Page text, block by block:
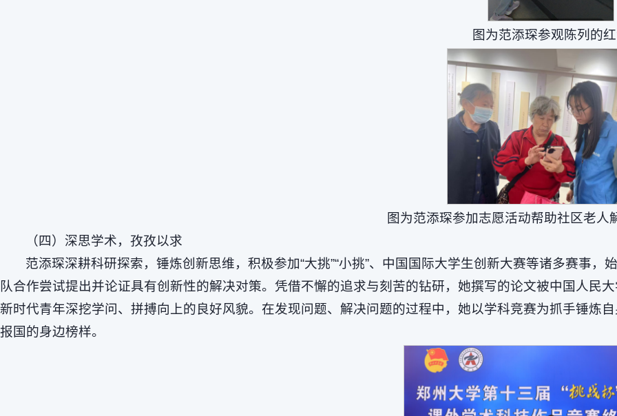
图为范添琛参观陈列的
图为范添琛参加志愿活动帮助社区老人
（四）深思学术，孜孜以求
范添琛深耕科研探索，锤炼创新思维，积极参加“大挑”“小挑”、中国国际大学生创新大赛等诸多赛事
队合作尝试提出并论证具有创新性的解决对策。凭借不懈的追求与刻苦的钻研，她撰写的论文被中国人
新时代青年深挖学问、拼搏向上的良好风貌。在发现问题、解决问题的过程中，她以学科竞赛为抓手锤炼
报国的身边榜样。